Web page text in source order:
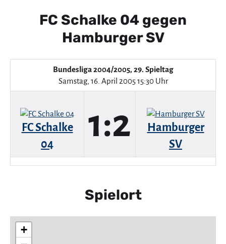
FC Schalke 04 gegen
Hamburger SV
Bundesliga 2004/2005, 29. Spieltag
Samstag, 16. April 2005 15:30 Uhr
FC Schalke
04
1:2
Hamburger
SV
Spielort
+